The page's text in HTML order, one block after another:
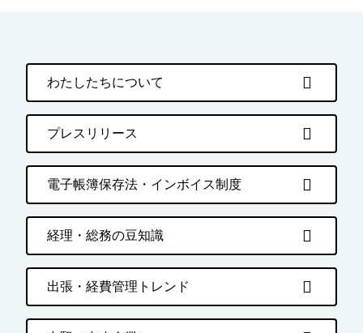
わたしたちについて
プレスリリース
電子帳簿保存法・インボイス制度
経理・総務の豆知識
出張・経費管理トレンド